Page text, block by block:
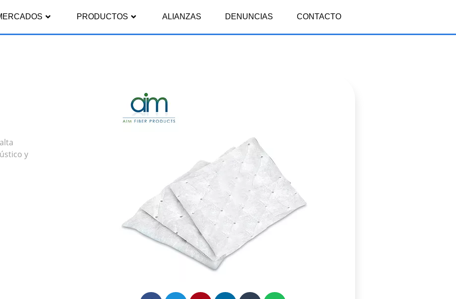
PRODUCTOS ALIANZAS DENUNCIAS CONTACTO
y